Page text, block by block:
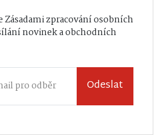
Zásadami zpracování osobních
novinek a obchodních
Odeslat